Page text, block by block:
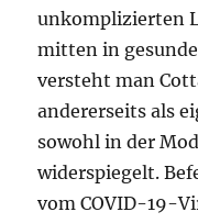
unkomplizierten
mitten in
versteht man
andererseits als
sowohl in der
widerspiegelt.
vom COVID-19-